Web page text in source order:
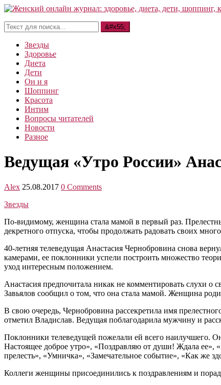
Звезды
Здоровье
Диета
Дети
Он и я
Шоппинг
Красота
Интим
Вопросы читателей
Новости
Разное
Ведущая «Утро России»
Alex 25.08.2017 0 Comments
Звезды
По-видимому, женщина стала мамой в первый раз.
декретного отпуска, чтобы продолжать радовать своих
40-летняя телеведущая Анастасия Чернобровина снова
камерами, ее поклонники успели построить множество
уход интересным положением.
Анастасия предпочитала никак не комментировать слухи
Завьялов сообщил о том, что она стала мамой. Женщина
В свою очередь, Чернобровина рассекретила имя
отметил Владислав. Ведущая поблагодарила мужчину и
Поклонники телеведущей пожелали ей всего наилучшего.
Настоящее доброе утро», «Поздравляю от души! Ждала ее»,
прелесть», «Умничка», «Замечательное событие», «Как же
Коллеги женщины присоединились к поздравлениям и